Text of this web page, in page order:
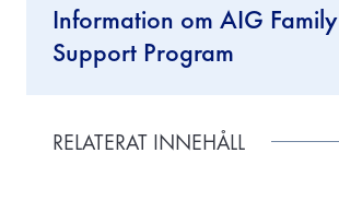
Information om AIG Family
Support Program
RELATERAT INNEHÅLL